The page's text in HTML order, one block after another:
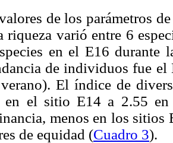
de los parámetros
riqueza varió entre 6
en el E16 durante
de individuos fue
El índice de
en el sitio E14 a 2.55 en
menos en los
de equidad (Cuadro 3).